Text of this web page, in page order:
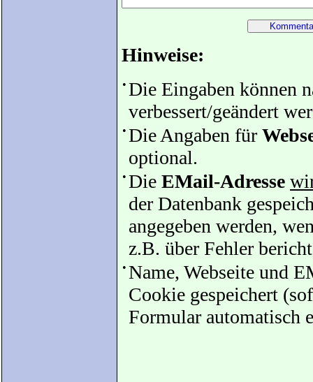
Hinweise:
• Die Eingaben können
verbessert/geändert
• Die Angaben für
optional.
• Die EMail-Adresse
der Datenbank
angegeben werden,
z.B. über Fehler
• Name, Webseite und
Cookie gespeichert
Formular automatisch